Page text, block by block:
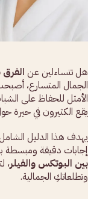
هل تتساءلين عن
الجمال المتسارع،
الأمثل للحفاظ على
يقع الكثيرون في حيرة
يهدف هذا الدليل
إجابات دقيقة ومبسطة
بين البوتكس والفيلر،
وتطلعاتكِ الجمالية.